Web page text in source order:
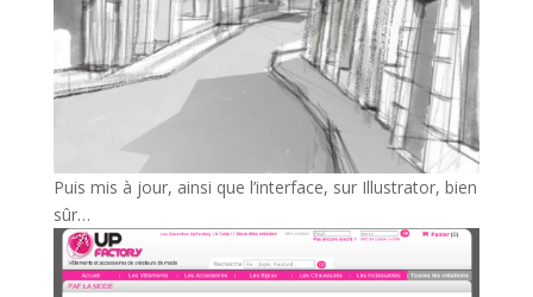
Puis mis à jour, ainsi que l’interface, sur Illustrator, bien
sûr…